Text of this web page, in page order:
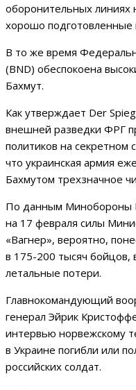
оборонительных линиях
хорошо подготовленные
В то же время
(BND) обеспокоена
Бахмут.
Как утверждает Der
внешней разведки ФРГ
политиков на секретном
что украинская армия
Бахмутом трехзначное
По данным Минобороны
на 17 февраля силы
«Вагнер», вероятно,
в 175-200 тысяч бойцов,
летальные потери.
Главнокомандующий
генерал Эйрик
интервью норвежскому
в Украине погибли или
российских солдат.